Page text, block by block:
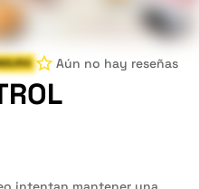
Aún no hay reseñas